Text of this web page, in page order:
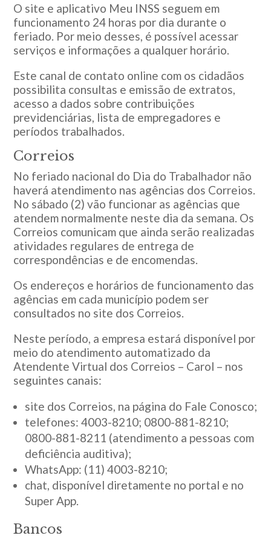
O site e aplicativo Meu INSS seguem em
funcionamento 24 horas por dia durante o
feriado. Por meio desses, é possível acessar
serviços e informações a qualquer horário.
Este canal de contato online com os cidadãos
possibilita consultas e emissão de extratos,
acesso a dados sobre contribuições
previdenciárias, lista de empregadores e
períodos trabalhados.
Correios
No feriado nacional do Dia do Trabalhador não
haverá atendimento nas agências dos Correios.
No sábado (2) vão funcionar as agências que
atendem normalmente neste dia da semana. Os
Correios comunicam que ainda serão realizadas
atividades regulares de entrega de
correspondências e de encomendas.
Os endereços e horários de funcionamento das
agências em cada município podem ser
consultados no site dos Correios.
Neste período, a empresa estará disponível por
meio do atendimento automatizado da
Atendente Virtual dos Correios – Carol – nos
seguintes canais:
site dos Correios, na página do Fale Conosco;
telefones: 4003-8210; 0800-881-8210;
0800-881-8211 (atendimento a pessoas com
deficiência auditiva);
WhatsApp: (11) 4003-8210;
chat, disponível diretamente no portal e no
Super App.
Bancos